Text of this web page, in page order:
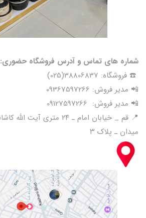
شماره های تماس و آدرس فروشگاه حضوری:
☎️ فروشگاه: 38806837(025)
📲 مدیر فروش: 09367597266
📲 مدیر فروش: 09127597266
میدان ـ پلاک ۳